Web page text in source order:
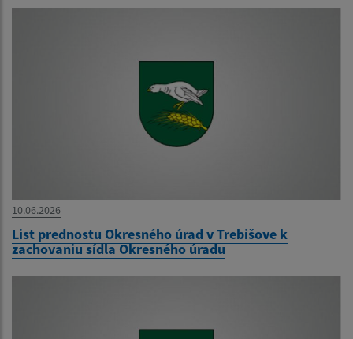
10.06.2026
List prednostu Okresného úrad v Trebišove k
zachovaniu sídla Okresného úradu